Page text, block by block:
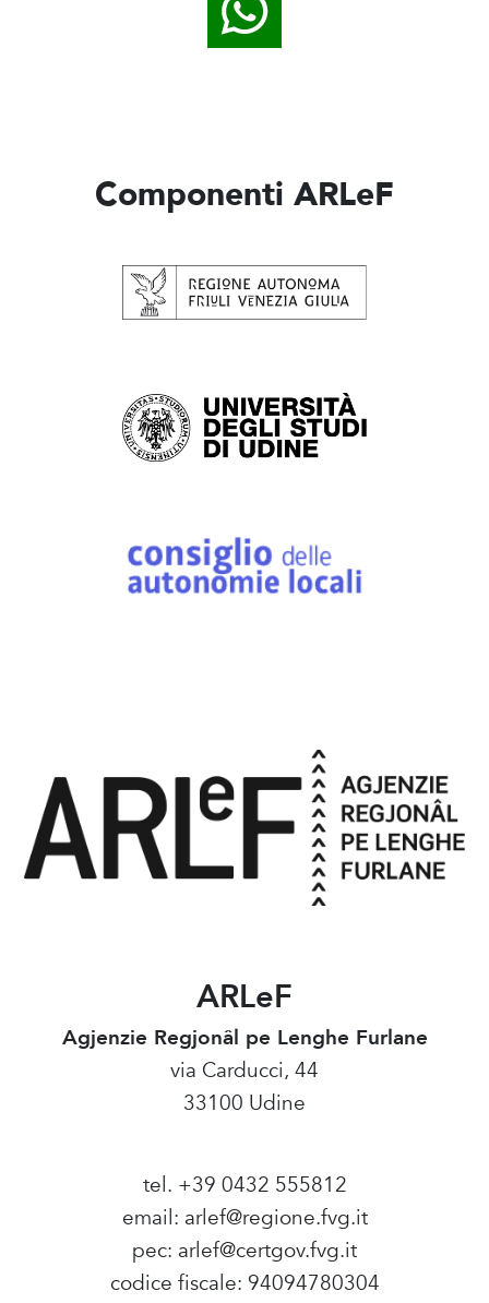
Componenti ARLeF
ARLeF
Agjenzie Regjonâl pe Lenghe Furlane
via Carducci, 44
33100 Udine
tel. +39 0432 555812
email: arlef@regione.fvg.it
pec: arlef@certgov.fvg.it
codice fiscale: 94094780304